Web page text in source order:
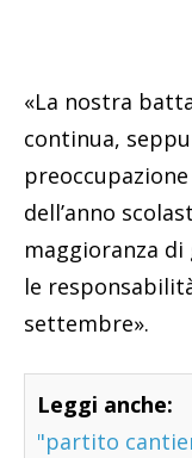
«La nostra
continua,
dell’anno
maggioranza
le
settembre».
Leggi anche:
"partito